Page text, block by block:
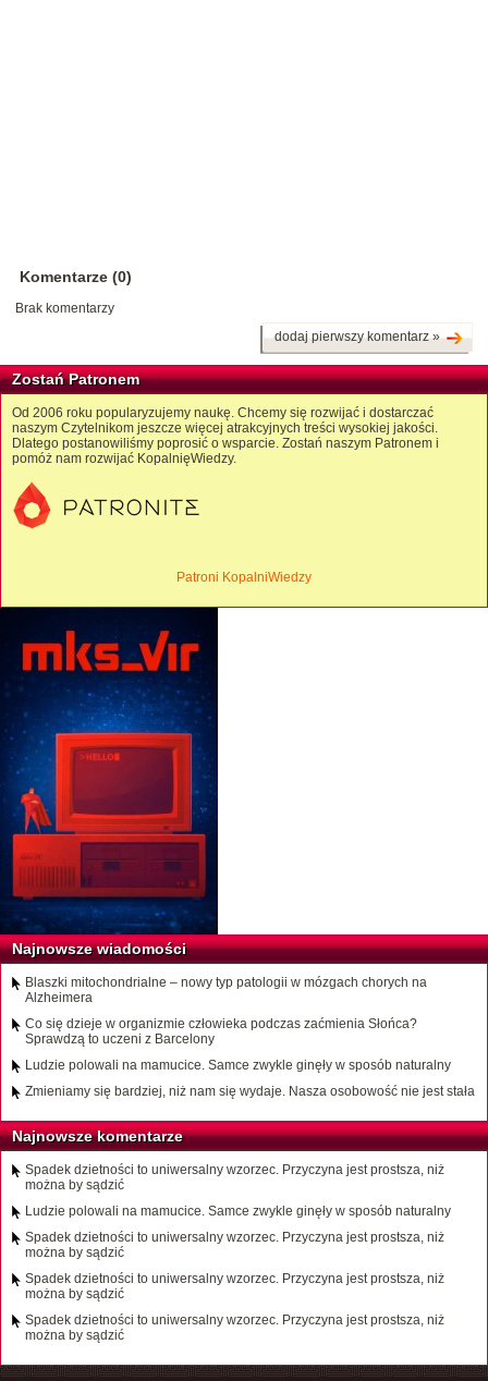
Komentarze (0)
Brak komentarzy
dodaj pierwszy komentarz »
Zostań Patronem
Od 2006 roku popularyzujemy naukę. Chcemy się rozwijać i dostarczać
naszym Czytelnikom jeszcze więcej atrakcyjnych treści wysokiej jakości.
Dlatego postanowiliśmy poprosić o wsparcie. Zostań naszym Patronem i
pomóż nam rozwijać KopalnięWiedzy.
Patroni KopalniWiedzy
Najnowsze wiadomości
Blaszki mitochondrialne – nowy typ patologii w mózgach chorych na
Alzheimera
Co się dzieje w organizmie człowieka podczas zaćmienia Słońca?
Sprawdzą to uczeni z Barcelony
Ludzie polowali na mamucice. Samce zwykle ginęły w sposób naturalny
Zmieniamy się bardziej, niż nam się wydaje. Nasza osobowość nie jest stała
Najnowsze komentarze
Spadek dzietności to uniwersalny wzorzec. Przyczyna jest prostsza, niż
można by sądzić
Ludzie polowali na mamucice. Samce zwykle ginęły w sposób naturalny
Spadek dzietności to uniwersalny wzorzec. Przyczyna jest prostsza, niż
można by sądzić
Spadek dzietności to uniwersalny wzorzec. Przyczyna jest prostsza, niż
można by sądzić
Spadek dzietności to uniwersalny wzorzec. Przyczyna jest prostsza, niż
można by sądzić